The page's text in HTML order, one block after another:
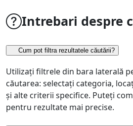
Intrebari despre
Cum pot filtra rezultatele căutării?
Utilizați filtrele din bara laterală
căutarea: selectați categoria,
și alte criterii specifice. Puteți
pentru rezultate mai precise.